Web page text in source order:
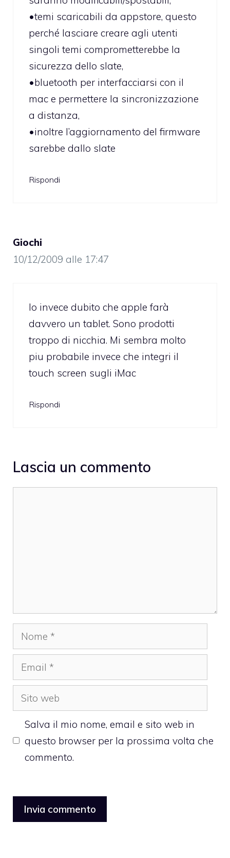
•temi scaricabili da appstore, questo
perché lasciare creare agli utenti
singoli temi comprometterebbe la
sicurezza dello slate,
•bluetooth per interfacciarsi con il
mac e permettere la sincronizzazione
a distanza,
•inoltre l’aggiornamento del firmware
sarebbe dallo slate
Rispondi
Giochi
10/12/2009 alle 17:47
Io invece dubito che apple farà
davvero un tablet. Sono prodotti
troppo di nicchia. Mi sembra molto
piu probabile invece che integri il
touch screen sugli iMac
Rispondi
Lascia un commento
Nome
Email
Sito
web
Salva il mio nome, email e sito web in
questo browser per la prossima volta che
commento.